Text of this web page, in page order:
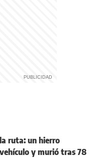
ruta: un hierro
y murió tras 78